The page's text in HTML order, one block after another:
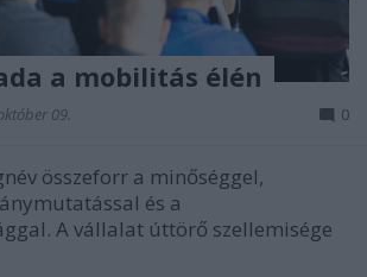
a mobilitás élén
09. 0
összeforr a minőséggel,
és a
A vállalat úttörő szellemisége